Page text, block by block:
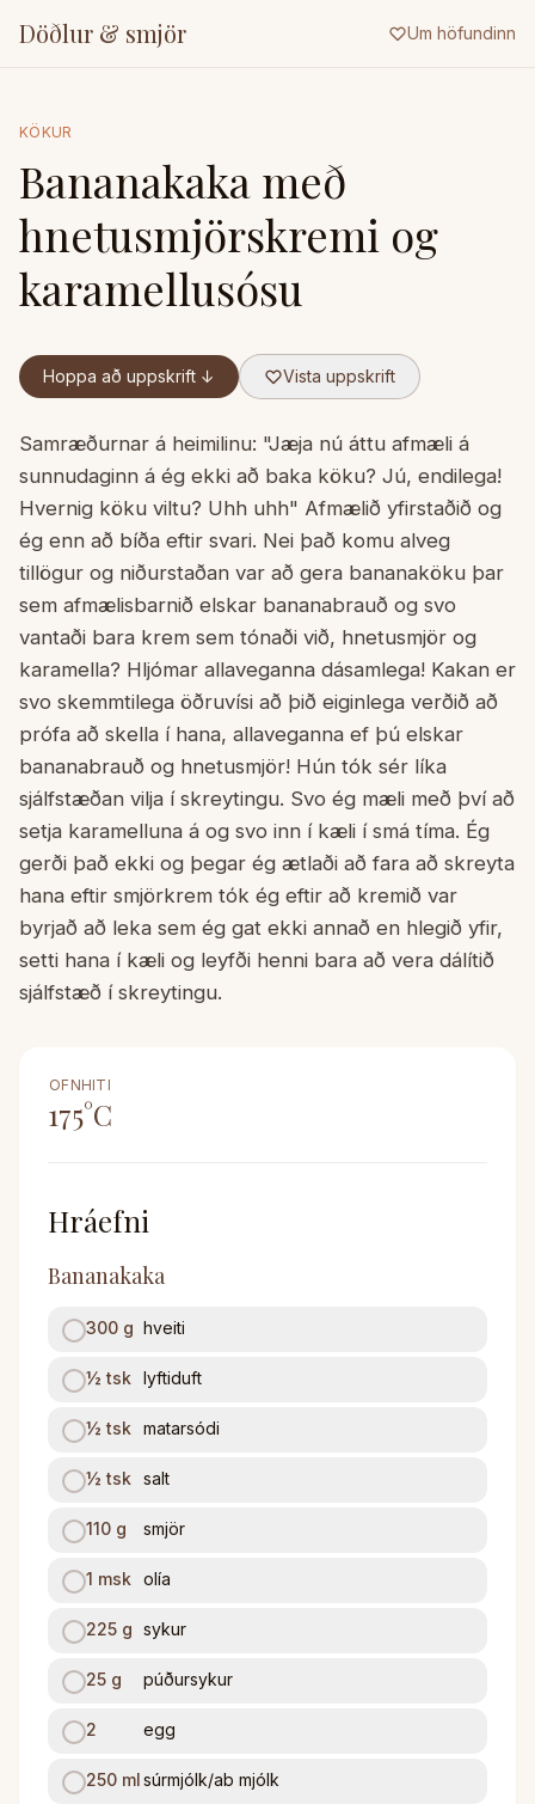
Döðlur & smjör Um höfundinn
KÖKUR
Bananakaka með
hnetusmjörskremi og
karamellusósu
Hoppa að uppskrift ↓ Vista uppskrift
Samræðurnar á heimilinu: "Jæja nú áttu afmæli á
sunnudaginn á ég ekki að baka köku? Jú, endilega!
Hvernig köku viltu? Uhh uhh" Afmælið yfirstaðið og
ég enn að bíða eftir svari. Nei það komu alveg
tillögur og niðurstaðan var að gera bananaköku þar
sem afmælisbarnið elskar bananabrauð og svo
vantaði bara krem sem tónaði við, hnetusmjör og
karamella? Hljómar allaveganna dásamlega! Kakan er
svo skemmtilega öðruvísi að þið eiginlega verðið að
prófa að skella í hana, allaveganna ef þú elskar
bananabrauð og hnetusmjör! Hún tók sér líka
sjálfstæðan vilja í skreytingu. Svo ég mæli með því að
setja karamelluna á og svo inn í kæli í smá tíma. Ég
gerði það ekki og þegar ég ætlaði að fara að skreyta
hana eftir smjörkrem tók ég eftir að kremið var
byrjað að leka sem ég gat ekki annað en hlegið yfir,
setti hana í kæli og leyfði henni bara að vera dálítið
sjálfstæð í skreytingu.
OFNHITI
175°C
Hráefni
Bananakaka
300 g hveiti
½ tsk lyftiduft
½ tsk matarsódi
½ tsk salt
110 g smjör
1 msk olía
225 g sykur
25 g púðursykur
2 egg
250 mlsúrmjólk/ab mjólk